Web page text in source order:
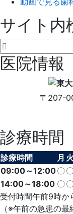
サイト内
医院情報
〒207-
診療時間
診療時間 月 火
09:00～12:00〇 〇
14:00～18:00 〇 〇
受付時間午前9時か
（※午前の急患の